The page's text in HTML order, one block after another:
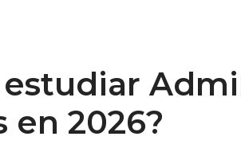
en 2026?